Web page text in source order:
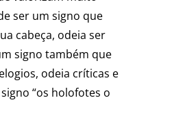
ser um signo que
cabeça, odeia ser
signo também que
odeia críticas e
“os holofotes o